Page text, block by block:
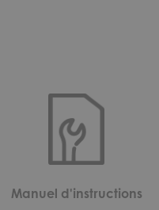
Manuel d'instructions